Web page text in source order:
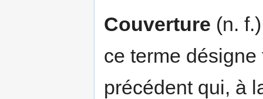
Couverture (n.
ce terme
précédent qui, à